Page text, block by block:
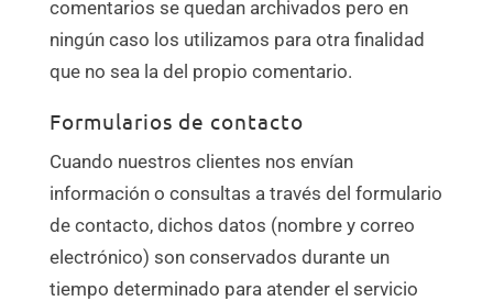
comentarios se quedan archivados pero en
ningún caso los utilizamos para otra finalidad
que no sea la del propio comentario.
Formularios de contacto
Cuando nuestros clientes nos envían
información o consultas a través del formulario
de contacto, dichos datos (nombre y correo
electrónico) son conservados durante un
tiempo determinado para atender el servicio